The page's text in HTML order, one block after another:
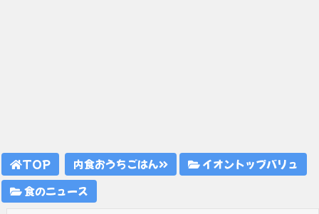
TOP 内食おうちごはん
イオントップバリュ
食のニュース